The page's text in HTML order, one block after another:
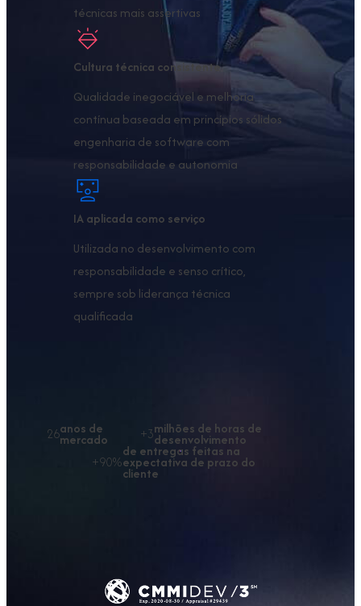
técnicas mais assertivas
Cultura técnica consistente
Qualidade inegociável e melhoria
contínua baseada em princípios sólidos
engenharia de software com
responsabilidade e autonomia
IA aplicada como serviço
Utilizada no desenvolvimento com
responsabilidade e senso crítico,
sempre sob liderança técnica
qualificada
26anos de
mercado +3milhões de horas de
desenvolvimento
+90%
de entregas feitas na
expectativa de prazo do
cliente